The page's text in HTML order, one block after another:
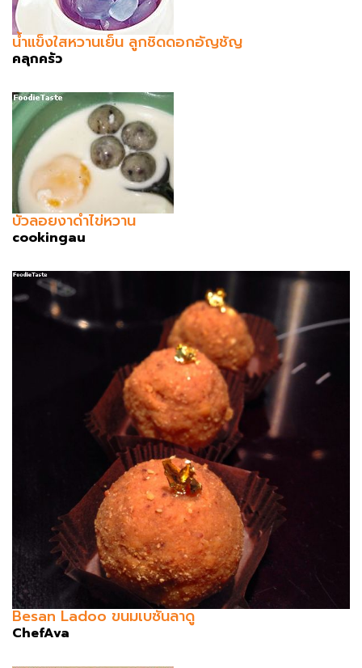
น้ำแข็งใสหวานเย็น ลูกชิดดอกอัญชัญ
คลุกครัว
บัวลอยงาดำไข่หวาน
cookingau
Besan Ladoo ขนมเบซันลาดู
ChefAva